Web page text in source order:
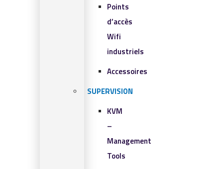
Points
d’accès
Wifi
industriels
Accessoires
SUPERVISION
KVM
–
Management
Tools